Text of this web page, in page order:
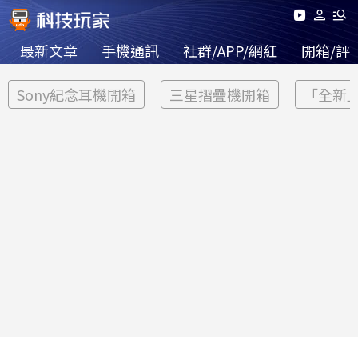
最新文章 手機通訊 社群/APP/網紅 開箱/評
Sony紀念耳機開箱 三星摺疊機開箱 「全新